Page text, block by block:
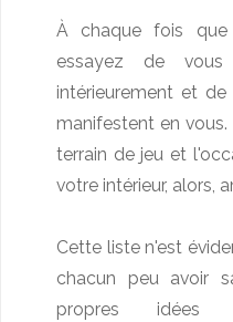
À chaque fois que
essayez de
intérieurement et
manifestent en
terrain de jeu et
votre intérieur, alors,
Cette liste n'est
chacun peu avoir
propres